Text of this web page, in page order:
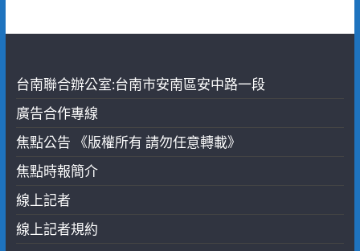
台南聯合辦公室:台南市安南區安中路一段
廣告合作專線
焦點公告 《版權所有 請勿任意轉載》
焦點時報簡介
線上記者
線上記者規約